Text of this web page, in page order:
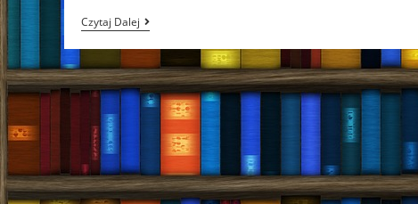
Czytaj DalejZaklęcie
Życzeń
Chris
Colfer